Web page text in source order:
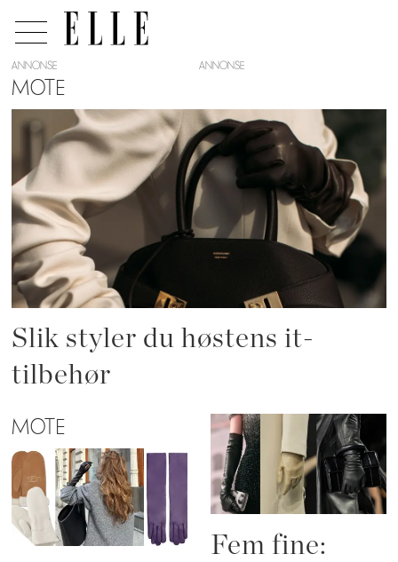
Tag:
skinnhansker
ANNONSE
MOTE
Slik styler du høstens it-
tilbehør
MOTE
Fem fine: